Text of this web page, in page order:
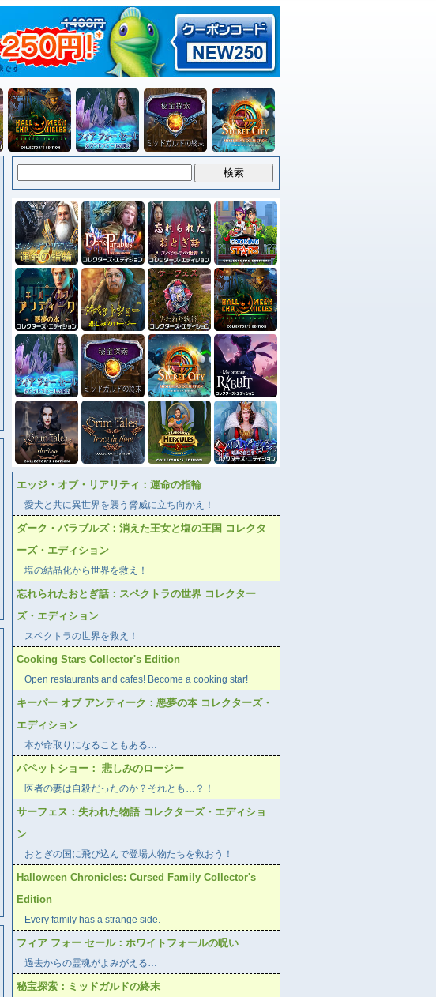
エッジ・オブ・リアリティ：運命の指輪
愛犬と共に異世界を襲う脅威に立ち向かえ！
ダーク・パラブルズ：消えた王女と塩の王国 コレクタ
ーズ・エディション
塩の結晶化から世界を救え！
忘れられたおとぎ話：スペクトラの世界 コレクター
ズ・エディション
スペクトラの世界を救え！
Cooking Stars Collector's Edition
Open restaurants and cafes! Become a cooking star!
キーパー オブ アンティーク：悪夢の本 コレクターズ・
エディション
本が命取りになることもある…
パペットショー： 悲しみのロージー
医者の妻は自殺だったのか？それとも…？！
サーフェス：失われた物語 コレクターズ・エディショ
ン
おとぎの国に飛び込んで登場人物たちを救おう！
Halloween Chronicles: Cursed Family Collector's
Edition
Every family has a strange side.
フィア フォー セール：ホワイトフォールの呪い
過去からの霊魂がよみがえる…
秘宝探索：ミッドガルドの終末